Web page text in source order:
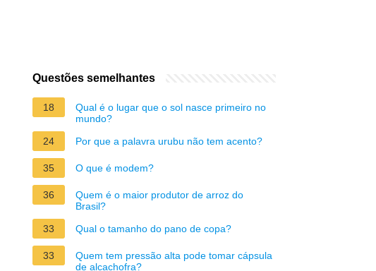
Questões semelhantes
18
Qual é o lugar que o sol nasce primeiro no
mundo?
24
Por que a palavra urubu não tem acento?
35 O que é modem?
36
Quem é o maior produtor de arroz do
Brasil?
33
Qual o tamanho do pano de copa?
33
Quem tem pressão alta pode tomar cápsula
de alcachofra?